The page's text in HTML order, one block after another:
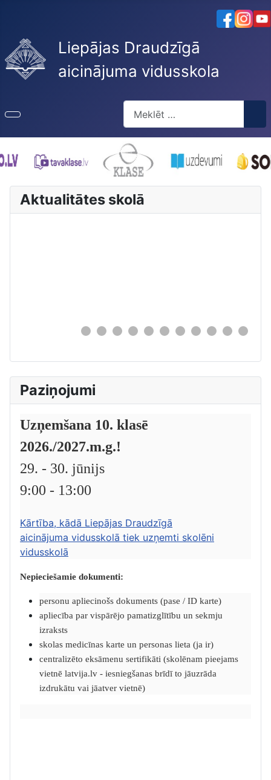
Liepājas Draudzīgā
aicinājuma vidusskola
Type 2 or more characters for
Aktualitātes skolā
Paziņojumi
Uzņemšana 10. klasē
2026./2027.m.g.!
29. - 30. jūnijs
9:00 - 13:00
Kārtība, kādā Liepājas Draudzīgā
aicinājuma vidusskolā tiek uzņemti skolēni
vidusskolā
Nepieciešamie dokumenti:
personu apliecinošs dokuments (pase / ID karte)
apliecība par vispārējo pamatizglītību un sekmju
izraksts
skolas medicīnas karte un personas lieta (ja ir)
centralizēto eksāmenu sertifikāti (skolēnam pieejams
vietnē latvija.lv - iesniegšanas brīdī to jāuzrāda
izdrukātu vai jāatver vietnē)